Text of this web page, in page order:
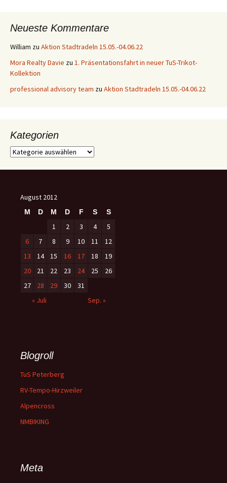
Neueste Kommentare
William zu Aktion Stadtradeln 15.05.-04.06.22
Mora Realty Davie zu 1. Präsentationsfahrt in neuer TuS-Trikot-
Kollektion
professional advisory team zu Aktion Stadtradeln 15.05.-04.06.22
Kategorien
Kategorien
August 2012
M D M D F S S
1 2 3 4
5
6
7 8 9 10 11
12
13
14 15 16 17 18
19
20
21 22 23 24 25
26
27
28 29 30
31
« Juli
Sep. »
Blogroll
TuS Peterberg
RV-Tempo-Hirzweiler
Alpencross
NMBIKING
Meta